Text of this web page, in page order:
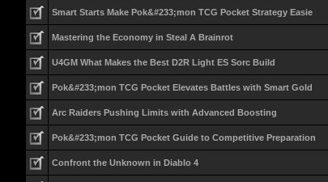
Smart Starts Make Pok&#233;mon TCG Pocket Strategy Easie
Mastering the Economy in Steal A Brainrot
U4GM What Makes the Best D2R Light ES Sorc Build
Pok&#233;mon TCG Pocket Elevates Battles with Smart Gold
Arc Raiders Pushing Limits with Advanced Boosting
Pok&#233;mon TCG Pocket Guide to Competitive Preparation
Confront the Unknown in Diablo 4